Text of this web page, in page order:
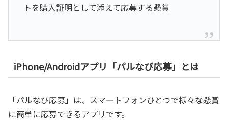
トを購入証明として添えて応募する懸賞
iPhone/Androidアプリ「パルなび応募」とは
「パルなび応募」は、スマートフォンひとつで様々な懸賞
に簡単に応募できるアプリです。